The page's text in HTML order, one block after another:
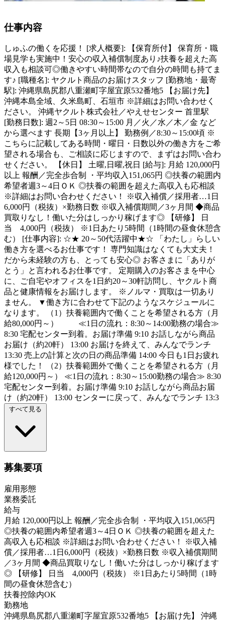
仕事内容
しゅふの働くを応援！ [求人概要]: 【保育所付】 保育所・職
場見学も実施中！安心の収入補償制度あり♪扶養を超えた高
収入も相談可◎働きやすい時間帯なので自分の時間も持てま
す♪ [職種名]: ヤクルト商品のお届けスタッフ [勤務地・最寄
駅]: 沖縄県島尻郡八重瀬町字屋宜原532番地5 【お届け先】
沖縄本島全域、久米島町、石垣市 ※詳細はお問い合わせく
ださい。 沖縄ヤクルト株式会社／やえせセンター 首里駅
[勤務日数]: 週2～5日 08:30～15:00 月／火／水／木／金 など
から選べます 長期【3ヶ月以上】 勤務例／8:30～15:00頃 ※
こちらに記載してある時間・曜日・日数以外の働き方をご希
望される場合も、ご相談に応じますので、まずはお問い合わ
せください。 【休日】 土曜,日曜,祝日 [給与]: 月給 120,000円
以上 報酬／完全歩合制 ・平均収入151,065円 ◎扶養の範囲内
希望者週3～4日ＯＫ ◎扶養の範囲を超えた高収入も応相談
※詳細はお問い合わせください！ ※収入補償／採用者…1日
6,000円（税抜）×勤務日数 ※収入補償期間／3ヶ月間 ◆商品
買取りなし！働いた分はしっかり稼げます◎ 【研修】 日
当 4,000円（税抜） ※1日あたり5時間（1時間の昼食休憩含
む） [仕事内容]: ☆★ 20～50代活躍中★☆ 「わたし」らしい
働き方を選べるお仕事です！ 専門知識はなくても大丈夫！
だから未経験の方も、とっても安心◎ お客さまに「ありが
とう」と言われるお仕事です。 定期購入のお客さまを中心
に、ご自宅やオフィスを1日約20～30軒訪問し、ヤクルト商
品と健康情報をお届けします。 ※ノルマ・買取は一切あり
ません。 ▼働き方に合わせて下記のようなスケジュールに
なります。 （1）扶養範囲内で働くことを希望される方（月
給80,000円～） ≪1日の流れ：8:30～14:00勤務の場合≫
8:30 宅配センター到着。お届け準備 9:10 お話しながら商品
お届け（約20軒） 13:00 お届けを終えて、みんなでランチ
13:30 売上の計算と次の日の商品準備 14:00 今日も1日お疲れ
様でした！ （2）扶養範囲外で働くことを希望される方（月
給120,000円～） ≪1日の流れ：8:30～15:00勤務の場合≫ 8:30
宅配センター到着。お届け準備 9:10 お話しながら商品お届
け（約20軒） 13:00 センターに戻って、みんなでランチ 13:3
すべて見る
募集要項
雇用形態
業務委託
給与
月給 120,000円以上 報酬／完全歩合制 ・平均収入151,065円
◎扶養の範囲内希望者週3～4日ＯＫ ◎扶養の範囲を超えた
高収入も応相談 ※詳細はお問い合わせください！ ※収入補
償／採用者…1日6,000円（税抜）×勤務日数 ※収入補償期間
／3ヶ月間 ◆商品買取りなし！働いた分はしっかり稼げます
◎ 【研修】 日当 4,000円（税抜） ※1日あたり5時間（1時
間の昼食休憩含む）
扶養控除内OK
勤務地
沖縄県島尻郡八重瀬町字屋宜原532番地5 【お届け先】 沖縄